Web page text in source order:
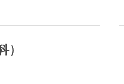
）